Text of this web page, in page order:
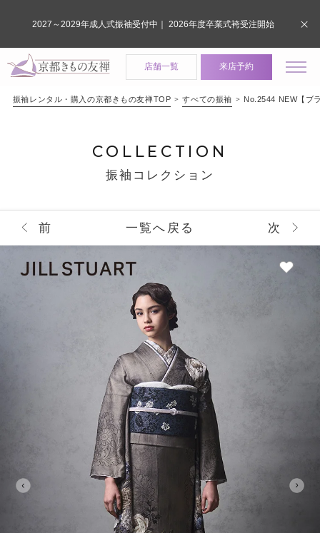
店舗一覧 来店予約
振袖レンタル・購入の京都きもの友禅TOP すべての振袖 No.2544 NEW【ブ
COLLECTION
振袖コレクション
前 一覧へ戻る 次
2027～2029年成人式振袖受付中｜ 2026年度卒業式袴受注開始